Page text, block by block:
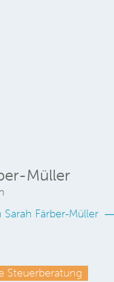
Müller
Färber-Müller
Steuerberatung